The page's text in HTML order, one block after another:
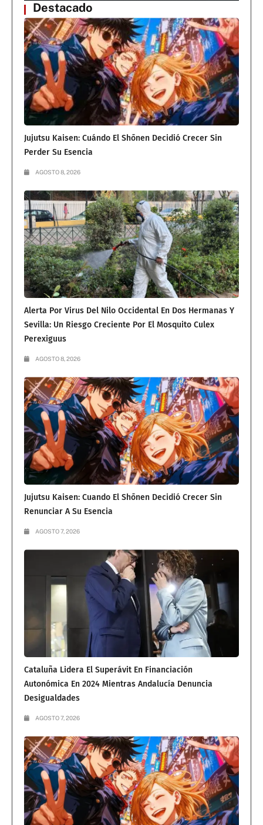
Destacado
Jujutsu Kaisen: Cuándo El Shōnen Decidió Crecer Sin
Perder Su Esencia
AGOSTO 8, 2026
Alerta Por Virus Del Nilo Occidental En Dos Hermanas Y
Sevilla: Un Riesgo Creciente Por El Mosquito Culex
Perexiguus
AGOSTO 8, 2026
Jujutsu Kaisen: Cuando El Shōnen Decidió Crecer Sin
Renunciar A Su Esencia
AGOSTO 7, 2026
Cataluña Lidera El Superávit En Financiación
Autonómica En 2024 Mientras Andalucía Denuncia
Desigualdades
AGOSTO 7, 2026